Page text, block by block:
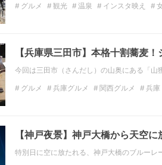
グルメ 観光 温泉 インスタ映え
【兵庫県三田市】本格十割蕎麦
今回は三田市（さんだし）の山奥にある「
グルメ 兵庫グルメ 関西グルメ 兵庫
【神戸夜景】神戸大橋から天空
特別日に空に放たれる、神戸大橋のブルー